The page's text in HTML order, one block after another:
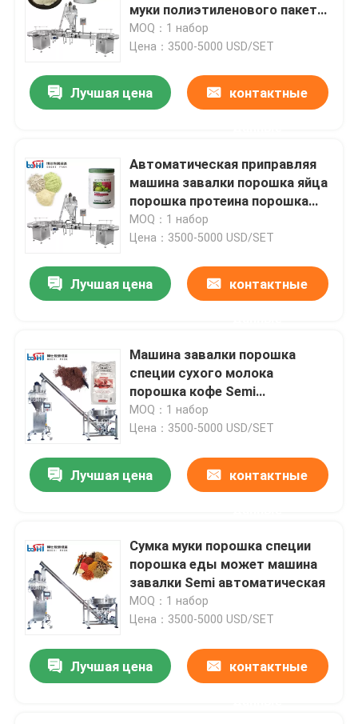
муки полиэтиленового пакета
бутылки порошка и пакуя
машина
MOQ：1 набор
Цена：3500-5000 USD/SET
Лучшая цена контактные
Автоматическая приправляя
машина завалки порошка яйца
порошка протеина порошка
специи порошка
MOQ：1 набор
Цена：3500-5000 USD/SET
Лучшая цена контактные
Машина завалки порошка
специи сухого молока
порошка кофе Semi
автоматическая
MOQ：1 набор
Цена：3500-5000 USD/SET
Лучшая цена контактные
Сумка муки порошка специи
порошка еды может машина
завалки Semi автоматическая
MOQ：1 набор
Цена：3500-5000 USD/SET
Лучшая цена контактные